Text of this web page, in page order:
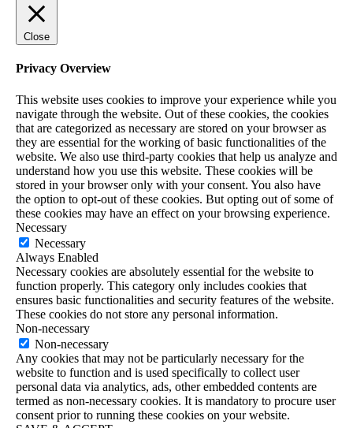
Close
Privacy Overview
This website uses cookies to improve your experience while you
navigate through the website. Out of these cookies, the cookies
that are categorized as necessary are stored on your browser as
they are essential for the working of basic functionalities of the
website. We also use third-party cookies that help us analyze and
understand how you use this website. These cookies will be
stored in your browser only with your consent. You also have
the option to opt-out of these cookies. But opting out of some of
these cookies may have an effect on your browsing experience.
Necessary
Necessary
Always Enabled
Necessary cookies are absolutely essential for the website to
function properly. This category only includes cookies that
ensures basic functionalities and security features of the website.
These cookies do not store any personal information.
Non-necessary
Non-necessary
Any cookies that may not be particularly necessary for the
website to function and is used specifically to collect user
personal data via analytics, ads, other embedded contents are
termed as non-necessary cookies. It is mandatory to procure user
consent prior to running these cookies on your website.